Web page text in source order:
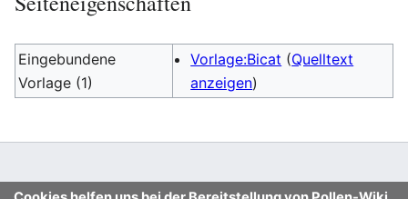
Eingebundene
Vorlage (1)
Vorlage:Bicat (Quelltext
anzeigen)